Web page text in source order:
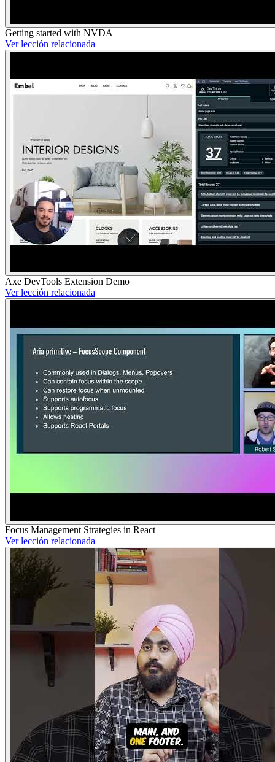
Getting started with NVDA
Ver lección relacionada
Axe DevTools Extension Demo
Ver lección relacionada
Focus Management Strategies in React
Ver lección relacionada